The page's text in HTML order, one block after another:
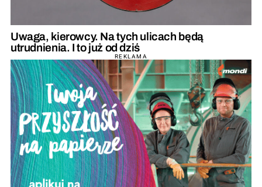
Uwaga, kierowcy. Na tych ulicach będą
utrudnienia. I to już od dziś
REKLAMA